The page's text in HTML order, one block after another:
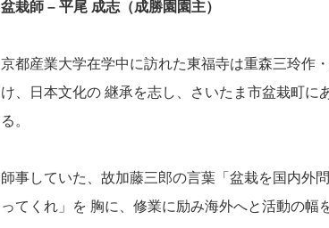
盆栽師 – 平尾 成志（成勝園園主）
京都産業大学在学中に訪れた東福寺は重森三玲作
け、日本文化の 継承を志し、さいたま市盆栽町に
る。
師事していた、故加藤三郎の言葉「盆栽を国内外
ってくれ」を 胸に、修業に励み海外へと活動の幅